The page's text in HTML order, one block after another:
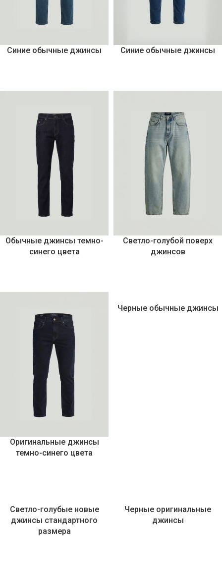
Синие обычные джинсы Синие обычные джинсы
Обычные джинсы темно-
синего цвета
Светло-голубой поверх
джинсов
Оригинальные джинсы
темно-синего цвета
Черные обычные джинсы
Светло-голубые новые
джинсы стандартного
размера
Черные оригинальные
джинсы